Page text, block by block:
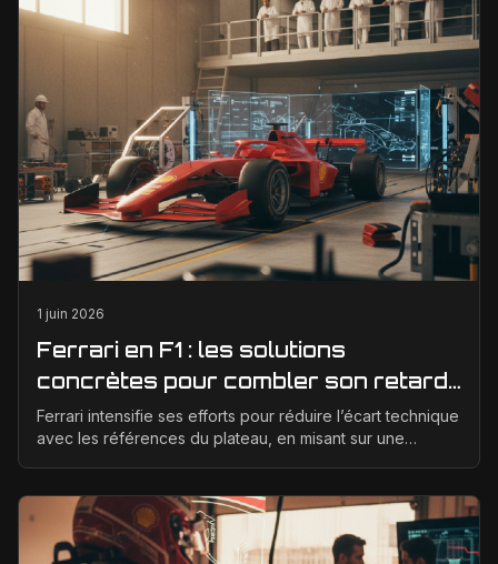
1 juin 2026
Ferrari en F1 : les solutions
concrètes pour combler son retard
technique en 2026
Ferrari intensifie ses efforts pour réduire l’écart technique
avec les références du plateau, en misant sur une